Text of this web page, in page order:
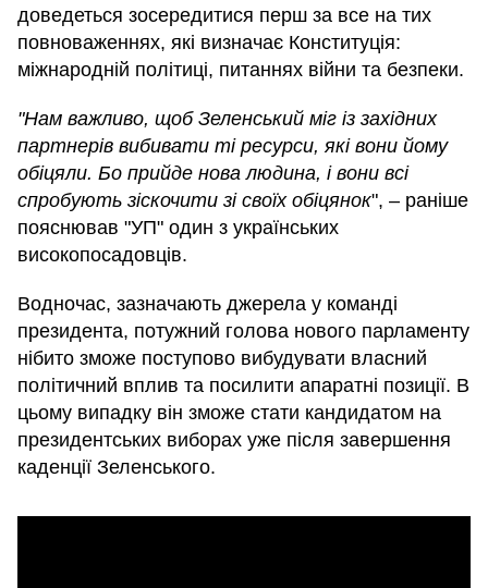
доведеться зосередитися перш за все на тих
повноваженнях, які визначає Конституція:
міжнародній політиці, питаннях війни та безпеки.
"Нам важливо, щоб Зеленський міг із західних
партнерів вибивати ті ресурси, які вони йому
обіцяли. Бо прийде нова людина, і вони всі
спробують зіскочити зі своїх обіцянок", – раніше
пояснював "УП" один з українських
високопосадовців.
Водночас, зазначають джерела у команді
президента, потужний голова нового парламенту
нібито зможе поступово вибудувати власний
політичний вплив та посилити апаратні позиції. В
цьому випадку він зможе стати кандидатом на
президентських виборах уже після завершення
каденції Зеленського.